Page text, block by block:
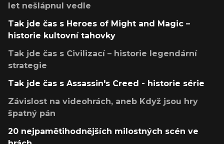
let nešlápnul vedle
Tak jde čas s Heroes of Might and Magic –
historie kultovní tahovky
Tak jde čas s Civilizací – historie legendární
strategie
Tak jde čas s Assassin's Creed - historie série
Závislost na videohrách, aneb Když jsou hry
špatný pán
20 nejpamětihodnějších milostných scén ve